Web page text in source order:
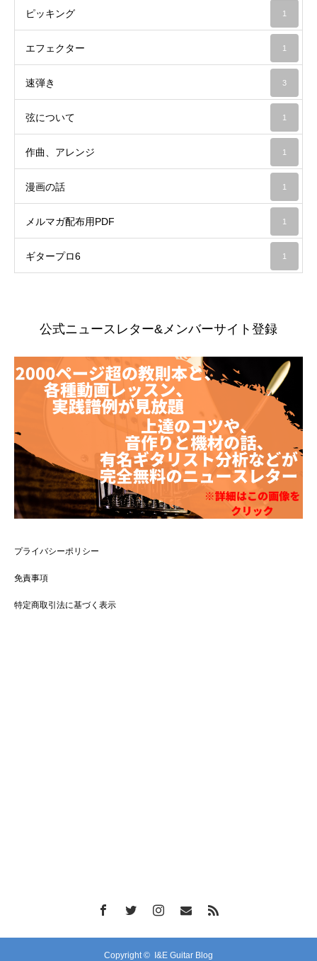
ピッキング 1
エフェクター 1
速弾き 3
弦について 1
作曲、アレンジ 1
漫画の話 1
メルマガ配布用PDF 1
ギタープロ6 1
公式ニュースレター&メンバーサイト登録
プライバシーポリシー
免責事項
特定商取引法に基づく表示
Copyright © I&E Guitar Blog